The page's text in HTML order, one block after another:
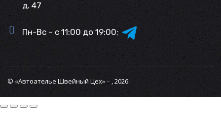
д. 47
Пн-Вс – с 11:00 до 19:00;
© «Автоателье Швейный Цех» – , 2026